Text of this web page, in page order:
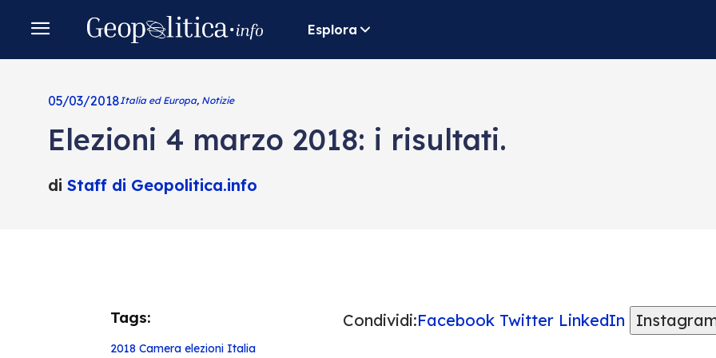
Esplora
05/03/2018Italia ed Europa, Notizie
Elezioni 4 marzo 2018: i risultati.
di Staff di Geopolitica.info
Tags:
2018 Camera elezioni Italia
Condividi:Facebook Twitter LinkedIn